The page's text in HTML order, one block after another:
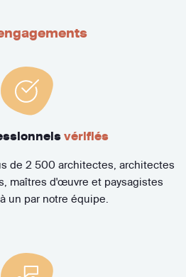
vérifiés
de 2 500 architectes, architectes
maîtres d'œuvre et paysagistes
un par notre équipe.